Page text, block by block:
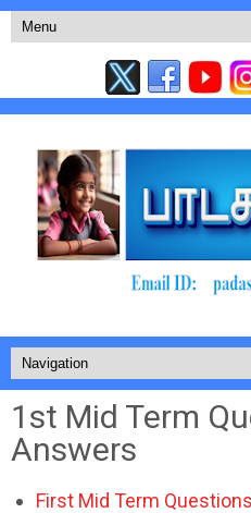
1st Mid Term
Answers
First Mid Term